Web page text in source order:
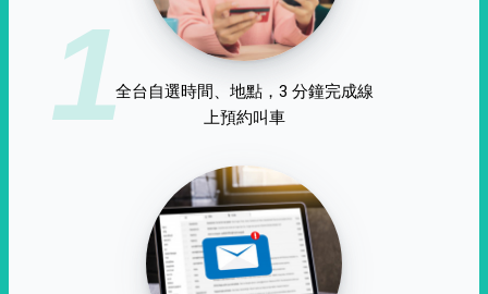
1全台自選時間、地點，3 分鐘完成線
上預約叫車